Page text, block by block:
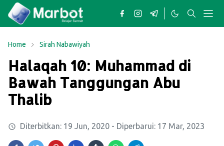
Home Sirah Nabawiyah
Halaqah 10: Muhammad di
Bawah Tanggungan Abu
Thalib
Diterbitkan: 19 Jun, 2020 - Diperbarui: 17 Mar, 2023